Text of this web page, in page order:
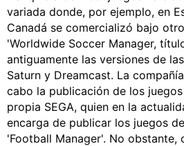
variada donde, por ejemplo, en
Canadá se comercializó bajo
'Worldwide Soccer Manager,
antiguamente las versiones de
Saturn y Dreamcast. La
cabo la publicación de los
propia SEGA, quien en la
encarga de publicar los juegos
'Football Manager'. No obstante,